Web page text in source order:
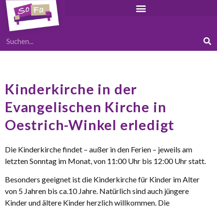
Kinderkirche in der
Evangelischen Kirche in
Oestrich-Winkel erledigt
Die Kinderkirche findet – außer in den Ferien – jeweils am
letzten Sonntag im Monat, von 11:00 Uhr bis 12:00 Uhr statt.
Besonders geeignet ist die Kinderkirche für Kinder im Alter
von 5 Jahren bis ca.10 Jahre. Natürlich sind auch jüngere
Kinder und ältere Kinder herzlich willkommen. Die